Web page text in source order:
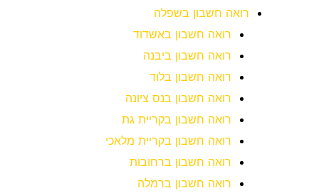
רואה חשבון בשפלה
רואה חשבון באשדוד
רואה חשבון ביבנה
רואה חשבון בלוד
רואה חשבון בנס ציונה
רואה חשבון בקריית גת
רואה חשבון בקריית מלאכי
רואה חשבון ברחובות
רואה חשבון ברמלה